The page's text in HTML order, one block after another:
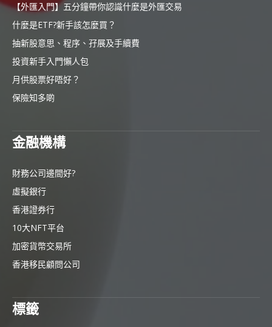
【外匯入門】五分鐘帶你認識什麼是外匯交易
什麼是ETF?新手該怎麼買？
抽新股意思、程序、孖展及手續費
投資新手入門懶人包
月供股票好唔好？
保險知多啲
金融機構
財務公司邊間好?
虛擬銀行
香港證券行
10大NFT平台
加密貨幣交易所
香港移民顧問公司
標籤